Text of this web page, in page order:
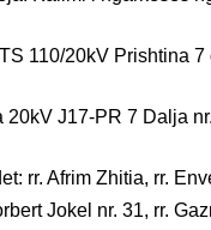
110/20kV Prishtina 7
20kV J17-PR 7 Dalja
rr. Afrim Zhitia, rr.
Jokel nr. 31, rr.